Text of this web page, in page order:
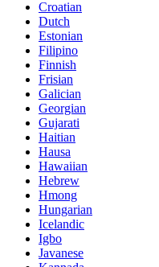
Croatian
Dutch
Estonian
Filipino
Finnish
Frisian
Galician
Georgian
Gujarati
Haitian
Hausa
Hawaiian
Hebrew
Hmong
Hungarian
Icelandic
Igbo
Javanese